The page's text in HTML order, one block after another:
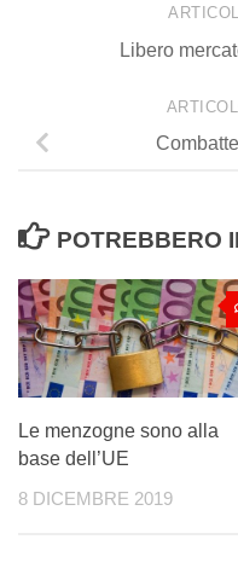
Libero
POTREBBERO
Le menzogne sono alla
base dell’UE
8 DICEMBRE 2019